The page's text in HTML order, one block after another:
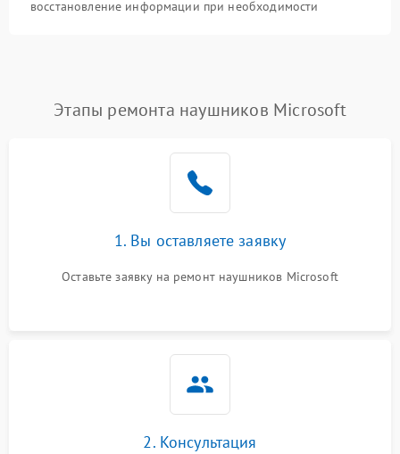
восстановление информации при необходимости
Этапы ремонта наушников Microsoft
1. Вы оставляете заявку
Оставьте заявку на ремонт наушников Microsoft
2. Консультация